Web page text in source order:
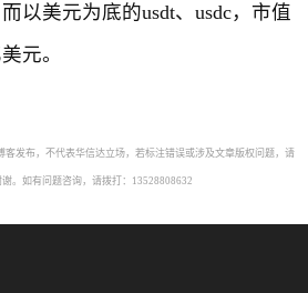
以美元为底的usdt、usdc，市值
元。
客发布，不代表华信达立场，若标注错误或涉及文章版权问题，请
。如有问题咨询，请拨打：13528808632